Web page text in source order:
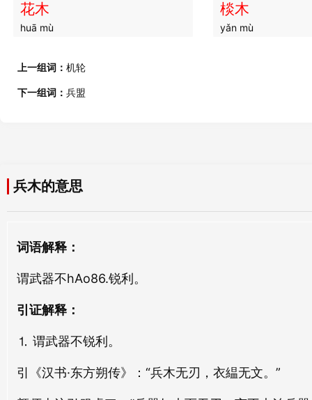
兵府 兵将
兵家
兵乱
bīng luàn
兵严
bīng yán
兵象 兵道
花木
huā mù
棪木
yǎn mù
风木
亢木
kàng mù
xǐng mù
桢木
zhēn mù
邪木
上一组词： 机轮
下一组词： 兵盟
兵木的意思
词语解释：
谓武器不hAo86.锐利。
引证解释：
⒈ 谓武器不锐利。
引《汉书·东方朔传》：“兵木无刃，衣緼无文。”